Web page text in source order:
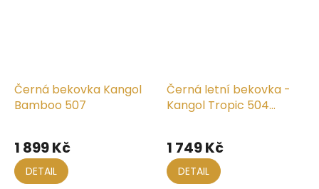
Černá bekovka Kangol
Bamboo 507
hodnocení
produktu
je
5,0
1 899 Kč
DETAIL
Černá letní bekovka -
Kangol Tropic 504
1 749 Kč
DETAIL